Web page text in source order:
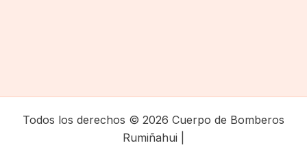
Todos los derechos © 2026 Cuerpo de Bomberos
Rumiñahui |